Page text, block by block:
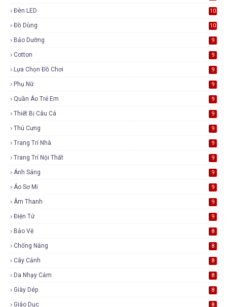
Đèn LED 10
Đồ Dùng 10
Bảo Dưỡng 9
Cotton 9
Lựa Chọn Đồ Chơi 9
Phụ Nữ 9
Quần Áo Trẻ Em 9
Thiết Bị Câu Cá 9
Thú Cưng 9
Trang Trí Nhà 9
Trang Trí Nội Thất 9
Ánh Sáng 9
Áo Sơ Mi 9
Âm Thanh 9
Điện Tử 9
Bảo Vệ 8
Chống Nắng 8
Cây Cảnh 8
Da Nhạy Cảm 8
Giày Dép 8
Giáo Dục 8